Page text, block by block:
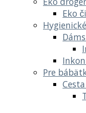
Eko
Pre